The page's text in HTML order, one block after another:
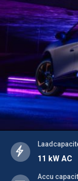
11 kW AC
Accu